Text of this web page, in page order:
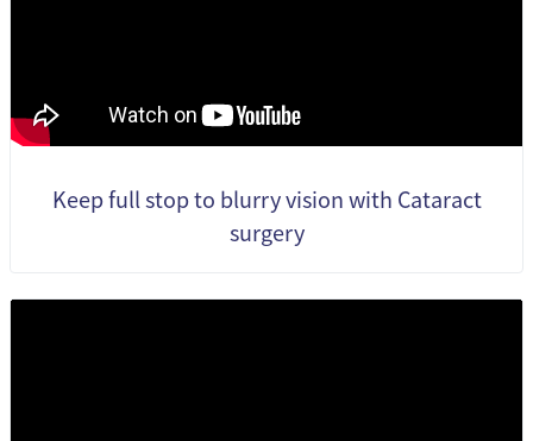
Keep full stop to blurry vision with Cataract
surgery